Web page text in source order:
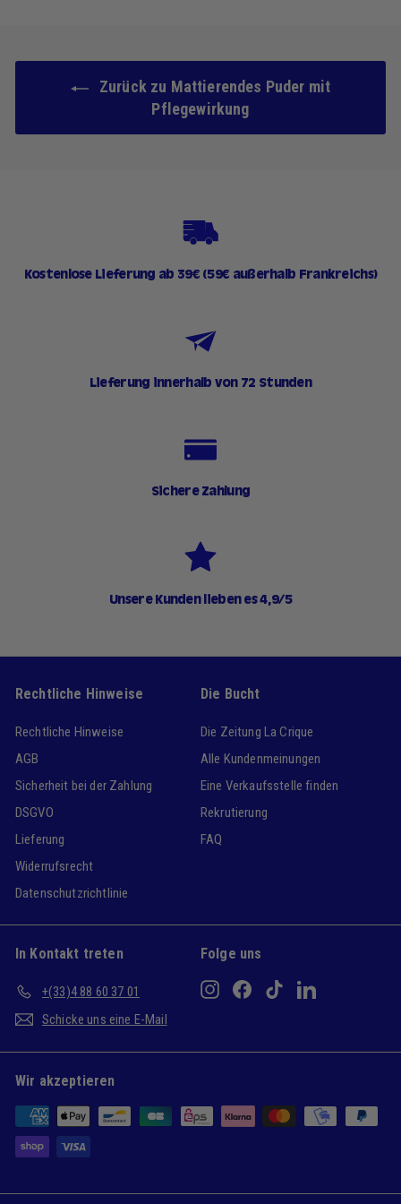
Zurück zu Mattierendes Puder mit
Pflegewirkung
Kostenlose Lieferung ab 39€ (59€ außerhalb Frankreichs)
Lieferung innerhalb von 72 Stunden
Sichere Zahlung
Unsere Kunden lieben es 4,9/5
Rechtliche Hinweise
Rechtliche Hinweise
AGB
Sicherheit bei der Zahlung
DSGVO
Lieferung
Widerrufsrecht
Datenschutzrichtlinie
Die Bucht
Die Zeitung La Crique
Alle Kundenmeinungen
Eine Verkaufsstelle finden
Rekrutierung
FAQ
In Kontakt treten
+(33)4 88 60 37 01
Schicke uns eine E-Mail
Folge uns
InstagramFacebookTikTokLinkedIn
Wir akzeptieren